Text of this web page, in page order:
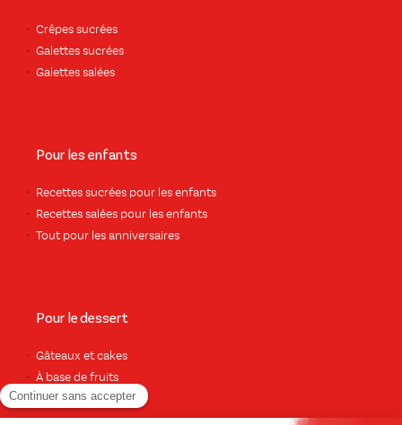
Crêpes sucrées
Galettes sucrées
Galettes salées
Pour les enfants
Recettes sucrées pour les enfants
Recettes salées pour les enfants
Tout pour les anniversaires
Pour le dessert
Gâteaux et cakes
À base de fruits
Crèmes et flans